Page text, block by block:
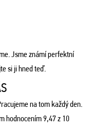
Jsme známí perfektní
si ji hned teď.
na tom každý den.
hodnocením 9,47 z 10